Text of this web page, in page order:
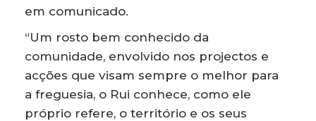
em comunicado.
“Um rosto bem conhecido da
comunidade, envolvido nos projectos e
acções que visam sempre o melhor para
a freguesia, o Rui conhece, como ele
próprio refere, o território e os seus